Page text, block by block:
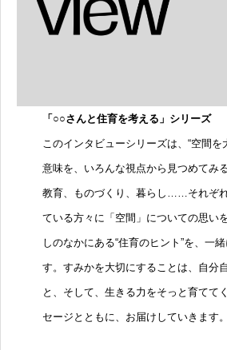
「○○さんと住育を考える」シリーズ
このインタビューシリーズは、“空間を
意味を、いろんな視点から見つめてみ
教育、ものづくり、暮らし……それぞ
ている方々に「空間」についての思い
しのなかにある“住育のヒント”を、一
す。すみかを大切にすることは、自分
と、そして、生きる力をそっと育てて
セージとともに、お届けしていきます。